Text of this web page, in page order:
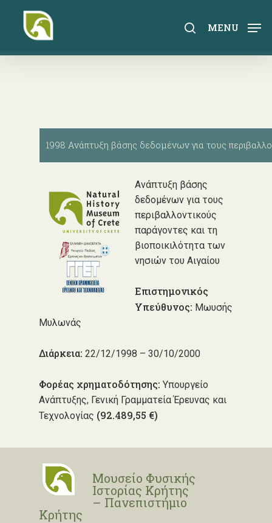
content
search
MENU
1998 Ανάπτυξη βάσης δεδομένων για τους
Ανάπτυξη βάσης
δεδομένων για τους
περιβαλλοντικούς
παράγοντες και τη
βιοποικιλότητα των
νησιών του Αιγαίου
Επιστημονικός
Υπεύθυνος: Μωυσής
Μυλωνάς
Διάρκεια: 22/12/1998 – 30/10/2000
Φορέας χρηματοδότησης: Υπουργείο
Ανάπτυξης, Γενική Γραμματεία Έρευνας και
Τεχνολογίας (92.489,55 €)
Μουσείο Φυσικής
Ιστορίας Κρήτης
– Πανεπιστήμιο
Κρήτης